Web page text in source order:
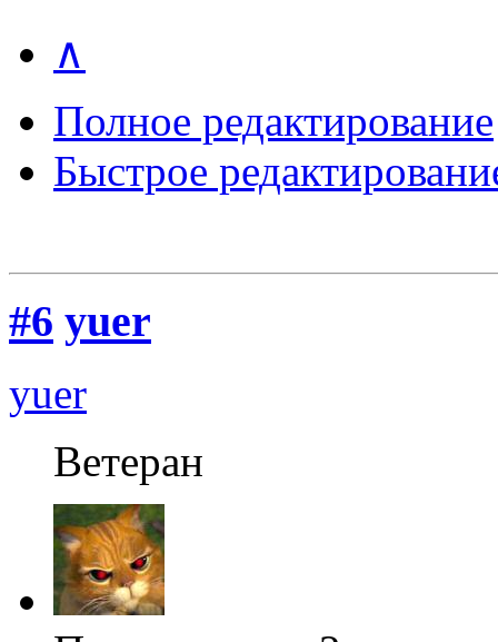
∧
Полное редактирование
Быстрое
#6 yuer
yuer
Ветеран